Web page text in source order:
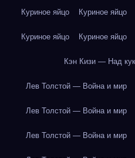
Куриное яйцо Куриное яйцо
Куриное яйцо Куриное яйцо
Кэн Кизи — Над
Лев Толстой — Война и мир
Лев Толстой — Война и мир
Лев Толстой — Война и мир